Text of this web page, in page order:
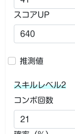
スコアUP
推測値
スキルレベル2
コンボ回数